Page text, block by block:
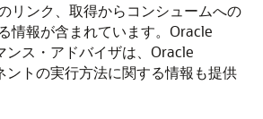
リンク、取得からコンシュームへの
情報が含まれています。Oracle
ンス・アドバイザは、Oracle
ントの実行方法に関する情報も提供